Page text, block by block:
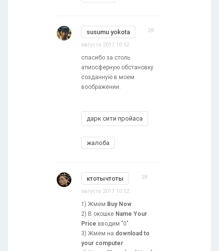
susumu yokota 28
августа 2017 10:52
спасибо за столь
атмосферную обстановку
созданную в моем
воображении.
дарк сити пройаса
жалоба
ктотычтоты 28
августа 2017 10:52
1) Жмем Buy Now
2) В окошке Name Your
Price вводим "0"
3) Жмем на download to
your computer